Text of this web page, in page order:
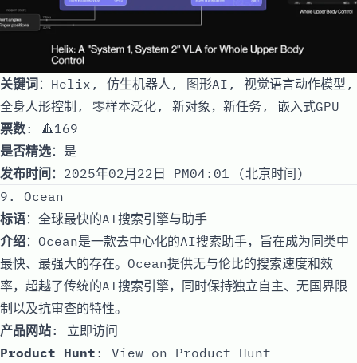
关键词：Helix, 仿生机器人, 图形AI, 视觉语言动作模型,
全身人形控制, 零样本泛化, 新对象，新任务, 嵌入式GPU
票数: 🔺169
是否精选：是
发布时间 ：2025年02月22日 PM04:01 (北京时间)
9. Ocean
标语：全球最快的AI搜索引擎与助手
介绍：Ocean是一款去中心化的AI搜索助手，旨在成为同类中
最快、最强大的存在。Ocean提供无与伦比的搜索速度和效
率，超越了传统的AI搜索引擎，同时保持独立自主、无国界限
制以及抗审查的特性。
产品网站: 立即访问
Product Hunt : View on Product Hunt